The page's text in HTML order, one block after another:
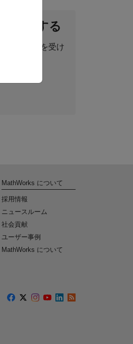
参加する
最新情報を受け
MathWorks について
採用情報
ニュースルーム
社会貢献
ユーザー事例
MathWorks について